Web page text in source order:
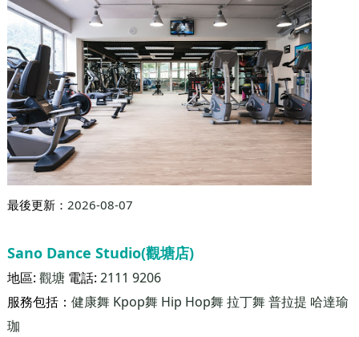
最後更新： 2026-08-07
Sano Dance Studio(觀塘店)
地區: 觀塘電話: 2111 9206
服務包括： 健康舞 Kpop舞 Hip Hop舞拉丁舞普拉提 哈達瑜
珈